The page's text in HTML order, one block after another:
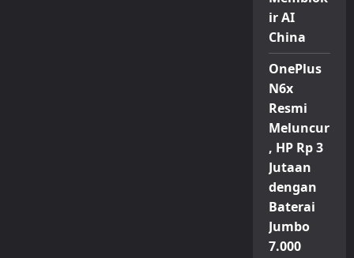
ir AI
China
OnePlus
N6x
Resmi
Meluncur
, HP Rp 3
Jutaan
dengan
Baterai
Jumbo
7.000